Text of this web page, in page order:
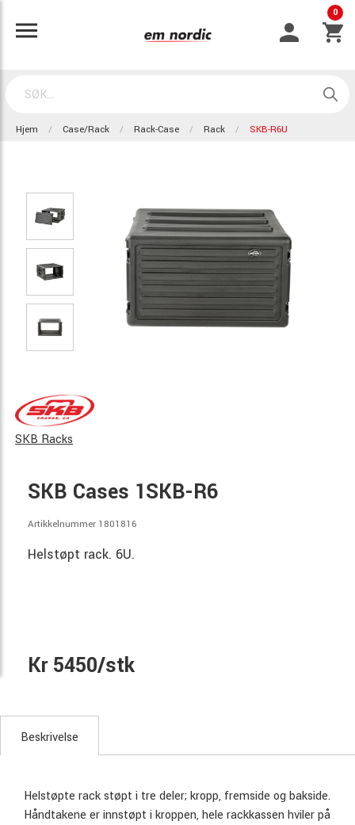
0
Hjem Case/Rack Rack-Case Rack SKB-R6U
SKB Racks
SKB Cases 1SKB-R6
Artikkelnummer 1801816
Helstøpt rack. 6U.
Kr 5450/stk
Beskrivelse
Helstøpte rack støpt i tre deler; kropp, fremside og bakside.
Håndtakene er innstøpt i kroppen, hele rackkassen hviler på